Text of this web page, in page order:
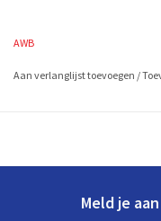
AWB
Aan verlanglijst toevoegen /
Meld je